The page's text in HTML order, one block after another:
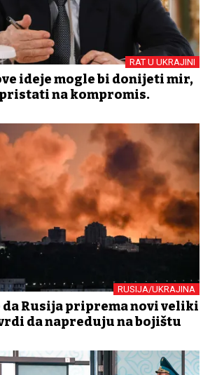
RAT U UKRAJINI
ideje mogle bi donijeti mir,
na kompromis.
RUSIJA/UKRAJINA
da Rusija priprema novi veliki
da napreduju na bojištu